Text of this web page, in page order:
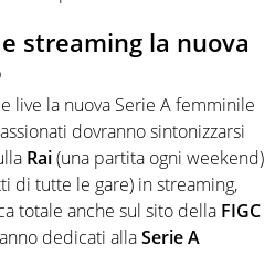
streaming la nuova
live la nuova Serie A femminile
dovranno sintonizzarsi
Rai(una partita ogni weekend)
di tutte le gare) in streaming,
totale anche sul sito della FIGC
dedicati allaSerie A